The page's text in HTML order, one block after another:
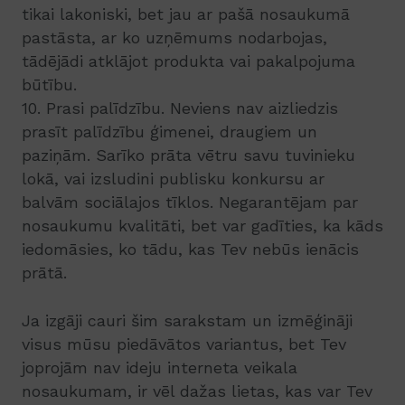
tikai lakoniski, bet jau ar pašā nosaukumā
pastāsta, ar ko uzņēmums nodarbojas,
tādējādi atklājot produkta vai pakalpojuma
būtību.
10. Prasi palīdzību. Neviens nav aizliedzis
prasīt palīdzību ģimenei, draugiem un
paziņām. Sarīko prāta vētru savu tuvinieku
lokā, vai izsludini publisku konkursu ar
balvām sociālajos tīklos. Negarantējam par
nosaukumu kvalitāti, bet var gadīties, ka kāds
iedomāsies, ko tādu, kas Tev nebūs ienācis
prātā.
Ja izgāji cauri šim sarakstam un izmēģināji
visus mūsu piedāvātos variantus, bet Tev
joprojām nav ideju interneta veikala
nosaukumam, ir vēl dažas lietas, kas var Tev